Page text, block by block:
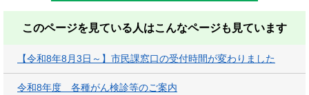
このページを見ている人はこんなページも見ています
【令和8年8月3日～】市民課窓口の受付時間が変わりました
令和8年度 各種がん検診等のご案内